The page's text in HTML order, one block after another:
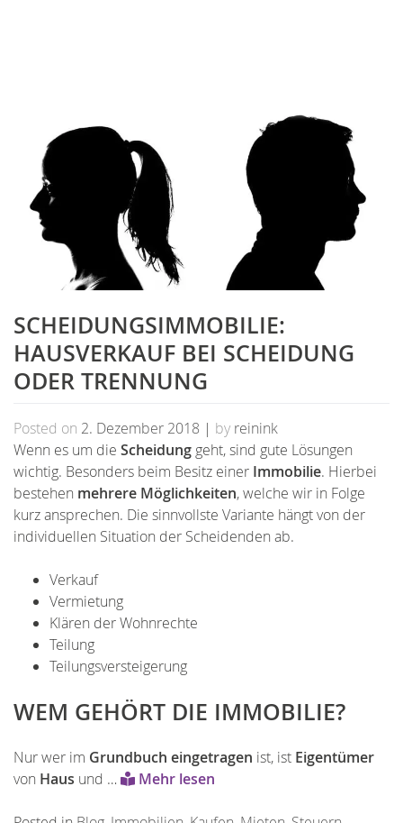
SCHEIDUNGSIMMOBILIE:
HAUSVERKAUF BEI SCHEIDUNG
ODER TRENNUNG
Posted on 2. Dezember 2018 | by reinink
Wenn es um die Scheidung geht, sind gute Lösungen
wichtig. Besonders beim Besitz einer Immobilie. Hierbei
bestehen mehrere Möglichkeiten, welche wir in Folge
kurz ansprechen. Die sinnvollste Variante hängt von der
individuellen Situation der Scheidenden ab.
Verkauf
Vermietung
Klären der Wohnrechte
Teilung
Teilungsversteigerung
WEM GEHÖRT DIE IMMOBILIE?
Nur wer im Grundbuch eingetragen ist, ist Eigentümer
von Haus und … Mehr lesen